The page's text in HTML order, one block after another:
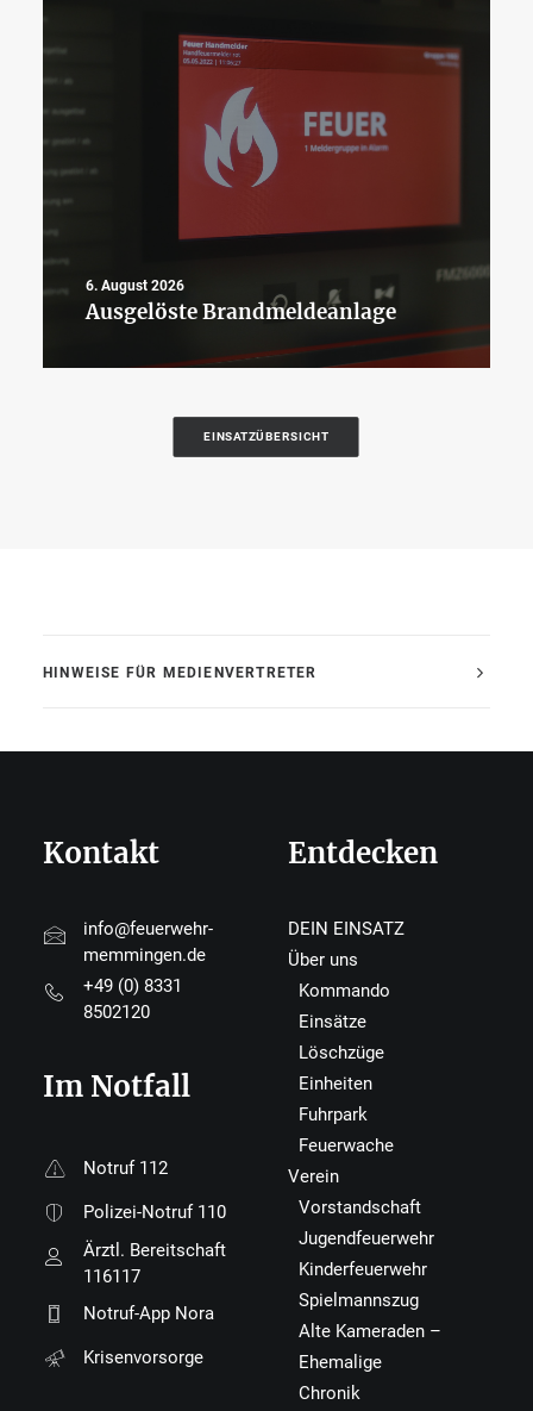
6. August 2026
Ausgelöste Brandmeldeanlage
EINSATZÜBERSICHT
HINWEISE FÜR MEDIENVERTRETER
Kontakt
info@feuerwehr-
memmingen.de
+49 (0) 8331
8502120
Im Notfall
Notruf 112
Polizei-Notruf 110
Ärztl. Bereitschaft
116117
Notruf-App Nora
Krisenvorsorge
Entdecken
DEIN EINSATZ
Über uns
Kommando
Einsätze
Löschzüge
Einheiten
Fuhrpark
Feuerwache
Verein
Vorstandschaft
Jugendfeuerwehr
Kinderfeuerwehr
Spielmannszug
Alte Kameraden –
Ehemalige
Chronik